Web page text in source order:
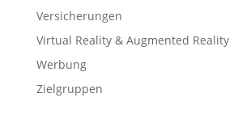
Versicherungen
Virtual Reality & Augmented Reality
Werbung
Zielgruppen